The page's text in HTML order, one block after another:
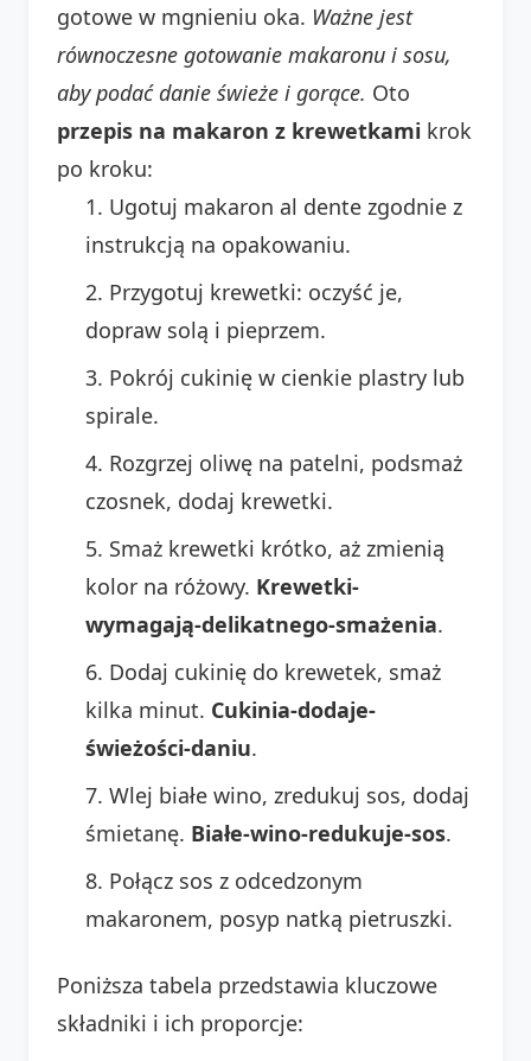
gotowe w mgnieniu oka. Ważne jest
równoczesne gotowanie makaronu i sosu,
aby podać danie świeże i gorące. Oto
przepis na makaron z krewetkami krok
po kroku:
Ugotuj makaron al dente zgodnie z
instrukcją na opakowaniu.
Przygotuj krewetki: oczyść je,
dopraw solą i pieprzem.
Pokrój cukinię w cienkie plastry lub
spirale.
Rozgrzej oliwę na patelni, podsmaż
czosnek, dodaj krewetki.
Smaż krewetki krótko, aż zmienią
kolor na różowy. Krewetki-
wymagają-delikatnego-smażenia.
Dodaj cukinię do krewetek, smaż
kilka minut. Cukinia-dodaje-
świeżości-daniu.
Wlej białe wino, zredukuj sos, dodaj
śmietanę. Białe-wino-redukuje-sos.
Połącz sos z odcedzonym
makaronem, posyp natką pietruszki.
Poniższa tabela przedstawia kluczowe
składniki i ich proporcje: